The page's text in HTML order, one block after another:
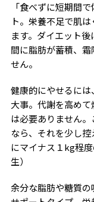
「食べずに短期間
ト。栄養不足で肌
ます。ダイエット
間に脂肪が蓄積、
せん。
健康的にやせるに
大事。代謝を高め
は必要ありません
なら、それを少し
にマイナス１kg程
生）
余分な脂肪や糖質